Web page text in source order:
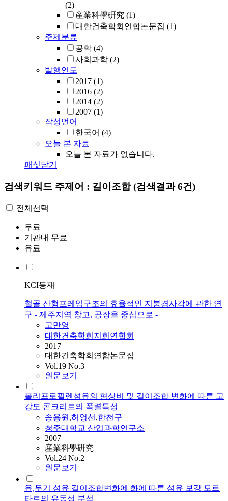
(2)
産業科學硏究 (1)
대한건축학회연합논문집 (1)
주제분류
공학 (4)
사회과학 (2)
발행연도
2017 (1)
2016 (2)
2014 (2)
2007 (1)
작성언어
한국어 (4)
오늘 본 자료
오늘 본 자료가 없습니다.
패싯닫기
검색키워드 주제어 : 길이조합(검색결과 6건)
전체선택
무료
기관내 무료
유료
KCI등재
철골 산형프레임구조의 효율적인 지붕경사각에 관한 연
구 - 제주지역 창고, 공장을 중심으로 -
고만영
대한건축학회지회연합회
2017
대한건축학회연합논문집
Vol.19 No.3
원문보기
폴리프로필렌섬유의 형상비 및 길이조합 변화에 따른 고
강도 콘크리트의 폭렬특성
송용원,허영선,한천구
청주대학교 산업과학연구소
2007
産業科學硏究
Vol.24 No.2
원문보기
유,무기 섬유 길이조합변화에 화에 따른 섬유 보강 모르
타르의 유동성 분석